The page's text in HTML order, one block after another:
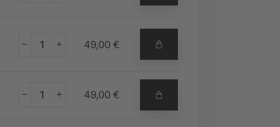
+ 49,00€
+ 49,00€